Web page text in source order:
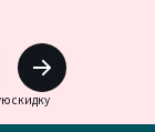
OK
скидку